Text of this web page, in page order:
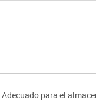
para el